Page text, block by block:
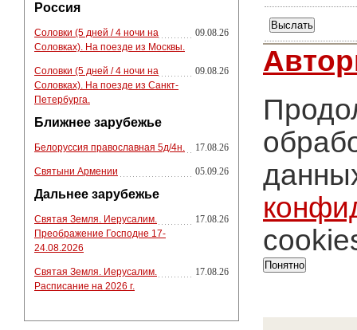
Россия
Соловки (5 дней / 4 ночи на
Соловках). На поезде из Москвы.
09.08.26
Соловки (5 дней / 4 ночи на
Соловках). На поезде из Санкт-
Петербурга.
09.08.26
Ближнее зарубежье
Белоруссия православная 5д/4н. 17.08.26
Святыни Армении 05.09.26
Дальнее зарубежье
Святая Земля. Иерусалим.
Преображение Господне 17-
24.08.2026
17.08.26
Святая Земля. Иерусалим.
Расписание на 2026 г.
17.08.26
Понятно